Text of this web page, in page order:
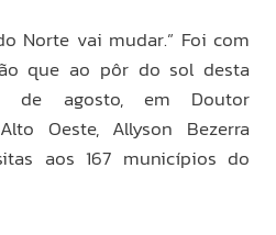
Norte vai mudar.” Foi com
que ao pôr do sol desta
de agosto, em Doutor
Oeste, Allyson Bezerra
aos 167 municípios do